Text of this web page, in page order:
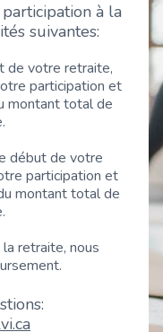
à la
suivantes:
de votre retraite,
participation et
montant total de
début de votre
participation et
montant total de
retraite, nous